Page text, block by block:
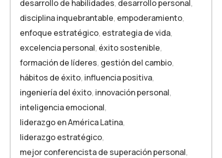
desarrollo de habilidades, desarrollo personal,
disciplina inquebrantable, empoderamiento,
enfoque estratégico, estrategia de vida,
excelencia personal, éxito sostenible,
formación de líderes, gestión del cambio,
hábitos de éxito, influencia positiva,
ingeniería del éxito, innovación personal,
inteligencia emocional,
liderazgo en América Latina,
liderazgo estratégico,
mejor conferencista de superación personal,